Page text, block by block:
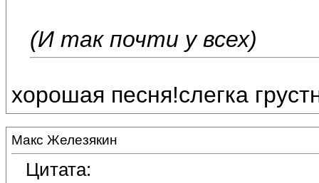
(И так почти у всех)
хорошая песня!слегка
Макс Железякин
Цитата: